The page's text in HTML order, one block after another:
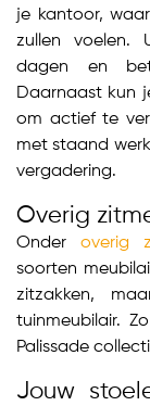
je kantoor,
zullen voelen.
dagen en
Daarnaast kun
om actief te
met staand
vergadering.
Overig
Onderoverig
soorten
zitzakken,
tuinmeubilair.
Palissade
Jouw